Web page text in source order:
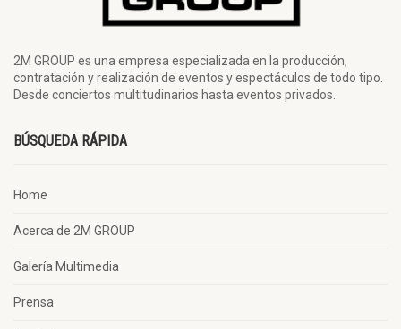
2M GROUP es una empresa especializada en la producción,
contratación y realización de eventos y espectáculos de todo tipo.
Desde conciertos multitudinarios hasta eventos privados.
BÚSQUEDA RÁPIDA
Home
Acerca de 2M GROUP
Galería Multimedia
Prensa